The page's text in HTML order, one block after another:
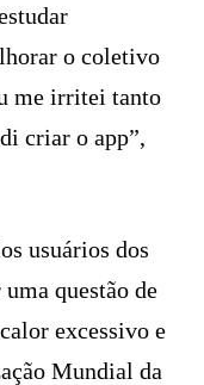
o coletivo
me irritei tanto
criar o app”,
usuários dos
questão de
excessivo e
Mundial da